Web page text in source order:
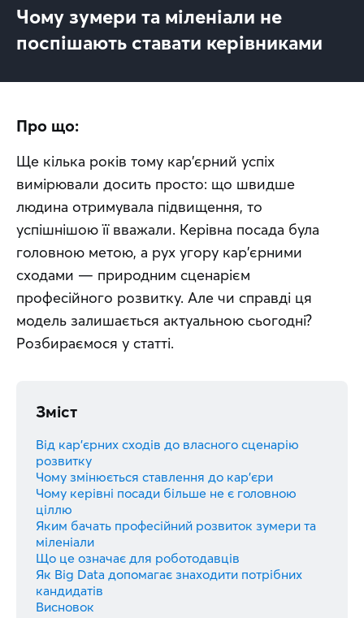
Чому зумери та міленіали не
поспішають ставати керівниками
Про що:
Ще кілька років тому кар'єрний успіх
вимірювали досить просто: що швидше
людина отримувала підвищення, то
успішнішою її вважали. Керівна посада була
головною метою, а рух угору кар'єрними
сходами — природним сценарієм
професійного розвитку. Але чи справді ця
модель залишається актуальною сьогодні?
Розбираємося у статті.
Зміст
Від кар'єрних сходів до власного сценарію
розвитку
Чому змінюється ставлення до кар'єри
Чому керівні посади більше не є головною
ціллю
Яким бачать професійний розвиток зумери та
міленіали
Що це означає для роботодавців
Як Big Data допомагає знаходити потрібних
кандидатів
Висновок